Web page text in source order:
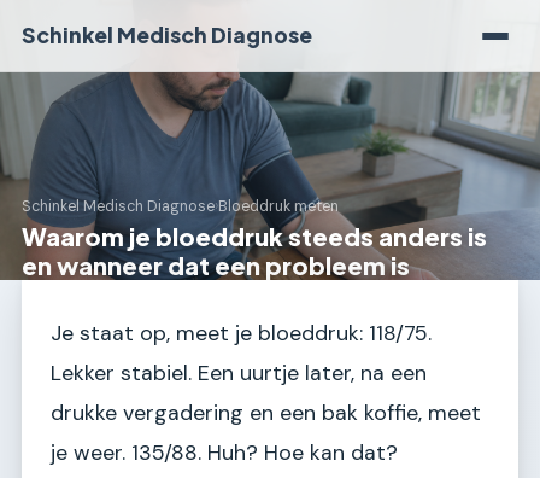
Schinkel Medisch Diagnose
Schinkel Medisch Diagnose›Bloeddruk meten
Waarom je bloeddruk steeds anders is
en wanneer dat een probleem is
Je staat op, meet je bloeddruk: 118/75.
Lekker stabiel. Een uurtje later, na een
drukke vergadering en een bak koffie, meet
je weer. 135/88. Huh? Hoe kan dat?